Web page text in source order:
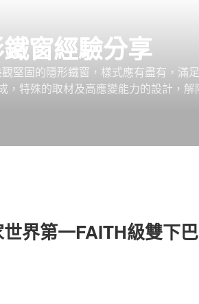
窗經驗分享
堅固的隱形鐵窗，樣式應有盡有，滿
，特殊的取材及高應變能力的設計，
界第一FAITH級雙下巴